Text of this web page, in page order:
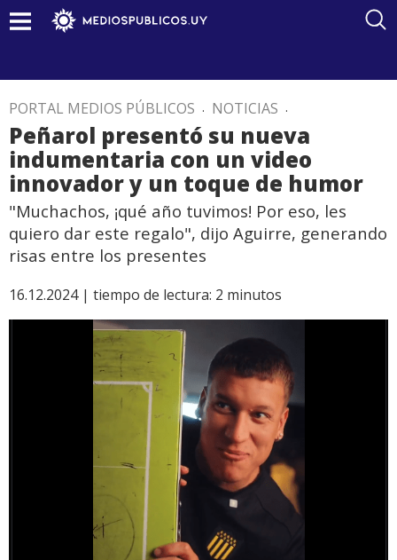
PORTAL MEDIOS PÚBLICOS . NOTICIAS .
Peñarol presentó su nueva
indumentaria con un video
innovador y un toque de humor
"Muchachos, ¡qué año tuvimos! Por eso, les
quiero dar este regalo", dijo Aguirre, generando
risas entre los presentes
16.12.2024 | tiempo de lectura: 2 minutos